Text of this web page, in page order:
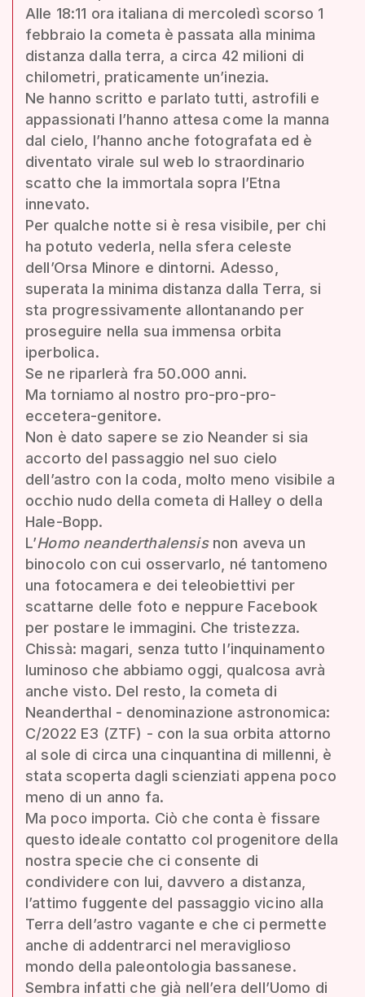
Alle 18:11 ora italiana di mercoledì scorso 1
febbraio la cometa è passata alla minima
distanza dalla terra, a circa 42 milioni di
chilometri, praticamente un’inezia.
Ne hanno scritto e parlato tutti, astrofili e
appassionati l’hanno attesa come la manna
dal cielo, l’hanno anche fotografata ed è
diventato virale sul web lo straordinario
scatto che la immortala sopra l’Etna
innevato.
Per qualche notte si è resa visibile, per chi
ha potuto vederla, nella sfera celeste
dell’Orsa Minore e dintorni. Adesso,
superata la minima distanza dalla Terra, si
sta progressivamente allontanando per
proseguire nella sua immensa orbita
iperbolica.
Se ne riparlerà fra 50.000 anni.
Ma torniamo al nostro pro-pro-pro-
eccetera-genitore.
Non è dato sapere se zio Neander si sia
accorto del passaggio nel suo cielo
dell’astro con la coda, molto meno visibile a
occhio nudo della cometa di Halley o della
Hale-Bopp.
L’Homo neanderthalensisnon aveva un
binocolo con cui osservarlo, né tantomeno
una fotocamera e dei teleobiettivi per
scattarne delle foto e neppure Facebook
per postare le immagini. Che tristezza.
Chissà: magari, senza tutto l’inquinamento
luminoso che abbiamo oggi, qualcosa avrà
anche visto. Del resto, la cometa di
Neanderthal - denominazione astronomica:
C/2022 E3 (ZTF) - con la sua orbita attorno
al sole di circa una cinquantina di millenni, è
stata scoperta dagli scienziati appena poco
meno di un anno fa.
Ma poco importa. Ciò che conta è fissare
questo ideale contatto col progenitore della
nostra specie che ci consente di
condividere con lui, davvero a distanza,
l’attimo fuggente del passaggio vicino alla
Terra dell’astro vagante e che ci permette
anche di addentrarci nel meraviglioso
mondo della paleontologia bassanese.
Sembra infatti che già nell’era dell’Uomo di